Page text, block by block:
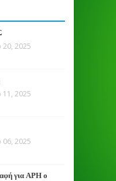
20, 2025
11, 2025
06, 2025
για ΑΡΗ ο